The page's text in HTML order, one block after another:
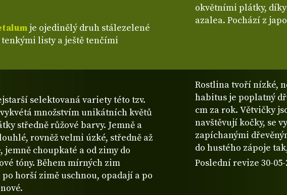
je ojedinělý druh stálezelené
listy a ještě tenčími
okvětními plátky,
azalea. Pochází z
selektovaná variety této tzv.
množstvím unikátních květů
středně růžové barvy. Jemně a
rovněž velmi úzké, středně až
jemně choupkaté a od zimy do
tóny. Během mírných zim
horší zimě uschnou, opadají a po
Rostlina tvoří nízké,
habitus je poplatný
cm za rok. Větvičky
navštěvují kočky, se
zapíchanými
do hustého zápoje
Poslední revize 30-05-